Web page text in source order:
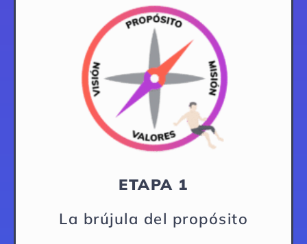
ETAPA 1
La brújula del propósito